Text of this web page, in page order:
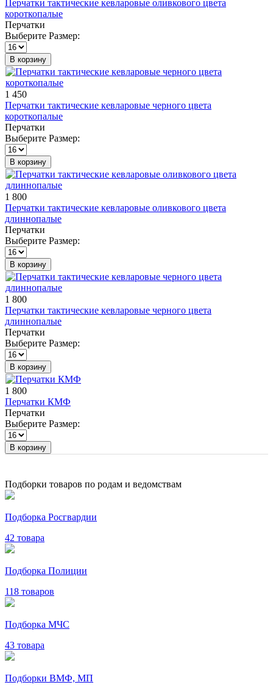
Перчатки тактические кевларовые оливкового цвета
короткопалые
Перчатки
Выберите Размер:
В корзину
1 450
Перчатки тактические кевларовые черного цвета
короткопалые
Перчатки
Выберите Размер:
В корзину
1 800
Перчатки тактические кевларовые оливкового цвета
длиннопалые
Перчатки
Выберите Размер:
В корзину
1 800
Перчатки тактические кевларовые черного цвета
длиннопалые
Перчатки
Выберите Размер:
В корзину
1 800
Перчатки КМФ
Перчатки
Выберите Размер:
В корзину
Подборки товаров по родам и ведомствам
Подборка Росгвардии
42 товара
Подборка Полиции
118 товаров
Подборка МЧС
43 товара
Подборки ВМФ, МП